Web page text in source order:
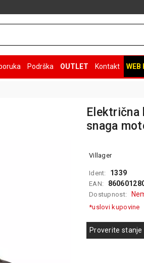
Podrška OUTLET Kontakt WEB
snaga
Villager
Ident: 1339
EAN:
Dostupnost:
*uslovi kupovine
Proverite stanje